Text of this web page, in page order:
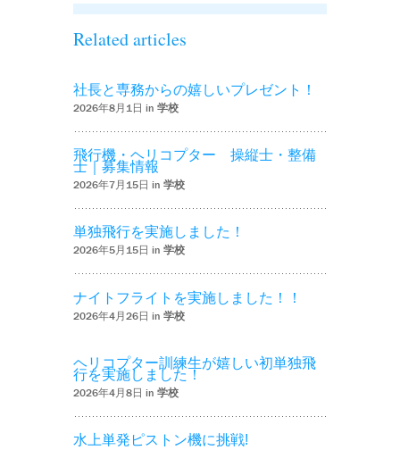
Related articles
社長と専務からの嬉しいプレゼント！
2026年8月1日 in 学校
飛行機・ヘリコプター 操縦士・整備
士｜募集情報
2026年7月15日 in 学校
単独飛行を実施しました！
2026年5月15日 in 学校
ナイトフライトを実施しました！！
2026年4月26日 in 学校
ヘリコプター訓練生が嬉しい初単独飛
行を実施しました！
2026年4月8日 in 学校
水上単発ピストン機に挑戦!